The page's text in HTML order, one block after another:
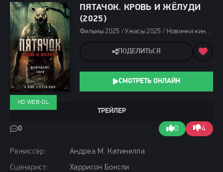
ПЯТАЧОК. КРОВЬ И ЖЁЛУДИ
(2025)
Фильмы 2025 / Ужасы 2025 / Новинки кино 2025 / Последние фильмы 2025 / Фильмы осени 2025 / Зарубежные фильмы 2025 / Смотреть фильмы онлайн
Режиссёр:
Андреа М. Катинелла
Сценарист:
Харрисон Боксли
ТРЕЙЛЕР
0 0 4
HD WEB-DL
ПОДЕЛИТЬСЯ
СМОТРЕТЬ ОНЛАЙН